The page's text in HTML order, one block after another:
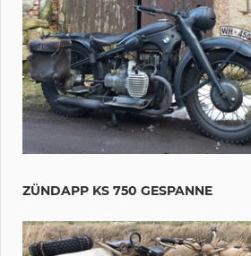
ZÜNDAPP KS 750 GESPANNE